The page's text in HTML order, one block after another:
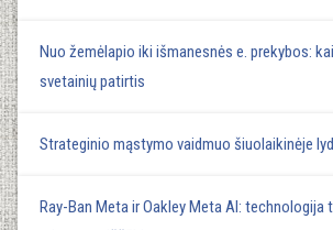
Nuo žemėlapio iki išmanesnės e. prekybos:
svetainių patirtis
Strateginio mąstymo vaidmuo šiuolaikinėje
Ray-Ban Meta ir Oakley Meta AI: technologija